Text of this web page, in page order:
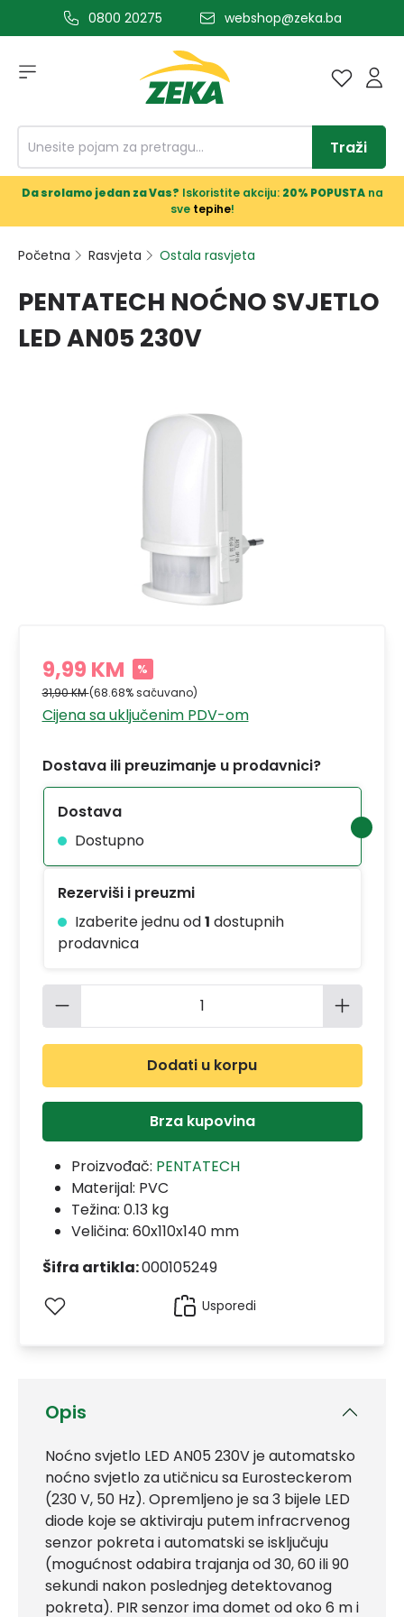
glavni sadržaj0800 20275 webshop@zeka.ba
Traži
Da srolamo jedan za Vas? Iskoristite akciju: 20% POPUSTAna
sve tepihe!
Početna Rasvjeta Ostala rasvjeta
PENTATECH NOĆNO SVJETLO
LED AN05 230V
Opis
Noćno svjetlo LED AN05 230V je automatsko
noćno svjetlo za utičnicu sa Eurosteckerom
(230 V, 50 Hz). Opremljeno je sa 3 bijele LED
diode koje se aktiviraju putem infracrvenog
senzor pokreta i automatski se isključuju
(mogućnost odabira trajanja od 30, 60 ili 90
sekundi nakon poslednjeg detektovanog
pokreta). PIR senzor ima domet od oko 6 m i
9,99 KM %
31,90 KM(68.68% sačuvano)
Cijena sa uključenim PDV-om
Dostava ili preuzimanje u prodavnici?
Dostava
Dostupno
Rezerviši i preuzmi
Izaberite jednu od1 dostupnih
prodavnica
Količina proizvoda: Unesite
Dodati u korpu
Brza kupovina
Proizvođač: PENTATECH
Materijal: PVC
Težina: 0.13 kg
Veličina: 60x110x140 mm
Šifra artikla:000105249
Usporedi